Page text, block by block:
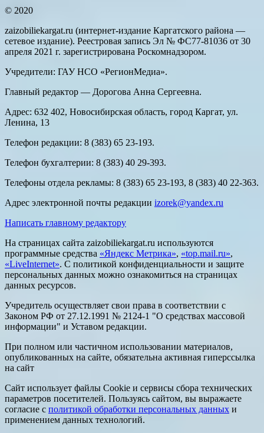
© 2020
zaizobiliekargat.ru (интернет-издание Каргатского района —
сетевое издание). Реестровая запись Эл № ФС77-81036 от 30
апреля 2021 г. зарегистрирована Роскомнадзором.
Учредители: ГАУ НСО «РегионМедиа».
Главный редактор — Дорогова Анна Сергеевна.
Адрес: 632 402, Новосибирская область, город Каргат, ул.
Ленина, 13
Телефон редакции: 8 (383) 65 23-193.
Телефон бухгалтерии: 8 (383) 40 29-393.
Телефоны отдела рекламы: 8 (383) 65 23-193, 8 (383) 40 22-363.
Адрес электронной почты редакции izorek@yandex.ru
Написать главному редактору
На страницах сайта zaizobiliekargat.ru используются
программные средства «Яндекс Метрика», «top.mail.ru»,
«LiveInternet». С политикой конфиденциальности и защите
персональных данных можно ознакомиться на страницах
данных ресурсов.
Учредитель осуществляет свои права в соответствии с
Законом РФ от 27.12.1991 № 2124-1 "О средствах массовой
информации" и Уставом редакции.
При полном или частичном использовании материалов,
опубликованных на сайте, обязательна активная гиперссылка
на сайт
Сайт использует файлы Cookie и сервисы сбора технических
параметров посетителей. Пользуясь сайтом, вы выражаете
согласие с политикой обработки персональных данных и
применением данных технологий.